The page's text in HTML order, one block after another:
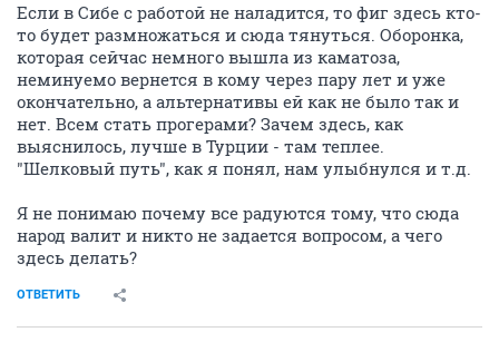
Если в Сибе с работой не наладится, то фиг здесь кто-
то будет размножаться и сюда тянуться. Оборонка,
которая сейчас немного вышла из каматоза,
неминуемо вернется в кому через пару лет и уже
окончательно, а альтернативы ей как не было так и
нет. Всем стать прогерами? Зачем здесь, как
выяснилось, лучше в Турции - там теплее.
"Шелковый путь", как я понял, нам улыбнулся и т.д.
Я не понимаю почему все радуются тому, что сюда
народ валит и никто не задается вопросом, а чего
здесь делать?
ОТВЕТИТЬ